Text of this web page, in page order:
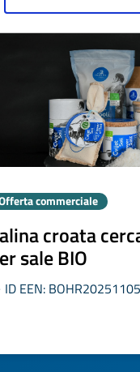
commerciale
croata
sale BIO
ID EEN: